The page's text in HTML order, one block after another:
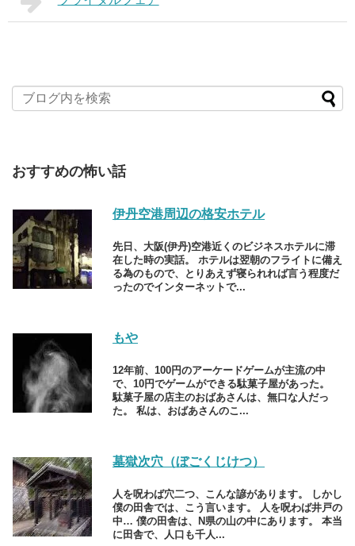
おすすめの怖い話
伊丹空港周辺の格安ホテル
先日、大阪(伊丹)空港近くのビジネスホテルに滞
在した時の実話。 ホテルは翌朝のフライトに備え
る為のもので、とりあえず寝られれば言う程度だ
ったのでインターネットで...
もや
12年前、100円のアーケードゲームが主流の中
で、10円でゲームができる駄菓子屋があった。
駄菓子屋の店主のおばあさんは、無口な人だっ
た。 私は、おばあさんのこ...
墓獄次穴（ぼごくじけつ）
人を呪わば穴二つ、こんな諺があります。 しかし
僕の田舎では、こう言います。 人を呪わば井戸の
中… 僕の田舎は、N県の山の中にあります。 本当
に田舎で、人口も千人...